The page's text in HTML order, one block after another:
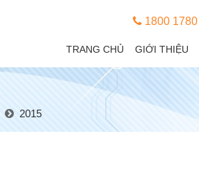
1800 1780
TRANG CHỦ GIỚI THIỆU
2015